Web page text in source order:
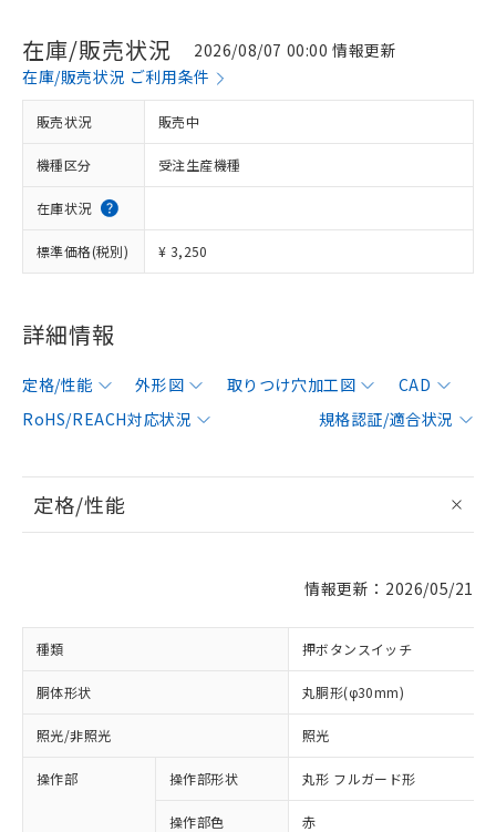
在庫/販売状況
2026/08/07 00:00 情報更新
在庫/販売状況 ご利用条件
販売状況 販売中
機種区分 受注生産機種
在庫状況
標準価格(税別) ¥ 3,250
詳細情報
定格/性能 外形図 取りつけ穴加工図
CAD
RoHS/REACH対応状況
規格認証/適合状況
定格/性能
情報更新：2026/05/21
種類 押ボタンスイッチ
胴体形状 丸胴形(φ30mm)
照光/非照光 照光
操作部 操作部形状 丸形 フルガード形
操作部色 赤